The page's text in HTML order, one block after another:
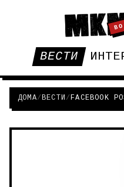
ВЕСТИ
ДОМА/ВЕСТИ /FACEBOOK